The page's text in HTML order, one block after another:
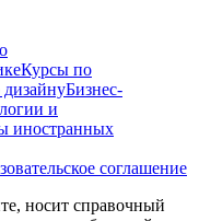
Курсы по
Бизнес-
и
иностранных
соглашение
носит справочный